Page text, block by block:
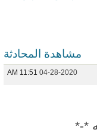
مشاهدة المحادثة
04-28-2020
11:51 AM
*-*